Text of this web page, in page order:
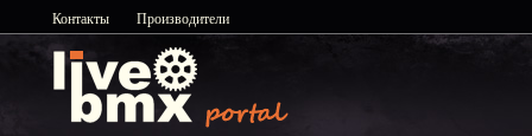
Контакты Производители